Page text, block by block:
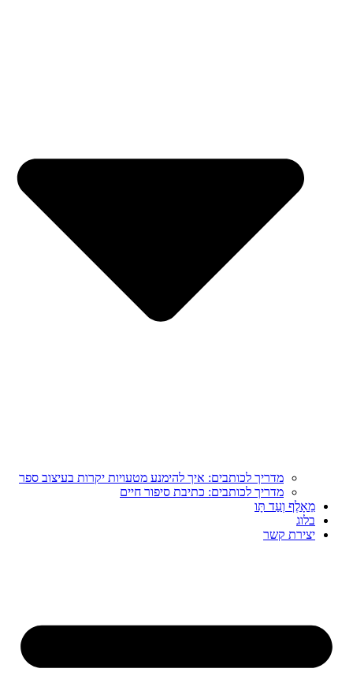
מדריך לכותבים: איך להימנע מטעויות יקרות בעיצוב ספר
מדריך לכותבים: כתיבת סיפור חיים
מֵאָלֶף וְעַד תָּו
בלוג
יצירת קשר